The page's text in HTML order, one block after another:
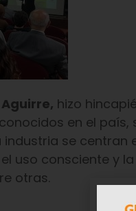
hizo
en el
se centran
uso consciente y
otras.